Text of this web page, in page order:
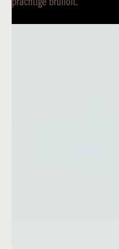
prachtige bruiloft.